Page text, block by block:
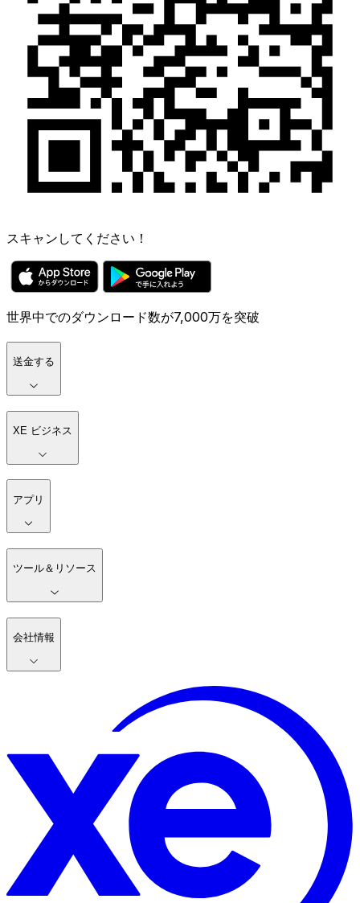
スキャンしてください！
世界中でのダウンロード数が7,000万を突破
送金する
XE ビジネス
アプリ
ツール＆リソース
会社情報